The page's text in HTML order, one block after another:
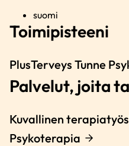
suomi
Toimipisteeni
PlusTerveys Tunne
Palvelut, joita
Kuvallinen
Psykoterapia